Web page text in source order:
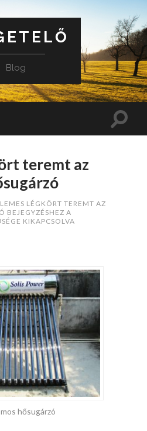
Blog
teremt az
LÉGKÖRT TEREMT AZ
BEJEGYZÉSHEZ A
KIKAPCSOLVA
hősugárzó